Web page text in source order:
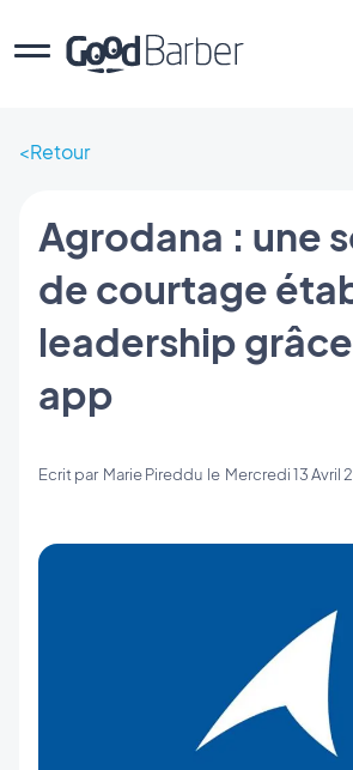
Retour
Agrodana : une
de courtage
leadership
app
Ecrit par Marie Pireddu le Mercredi 13 Avril